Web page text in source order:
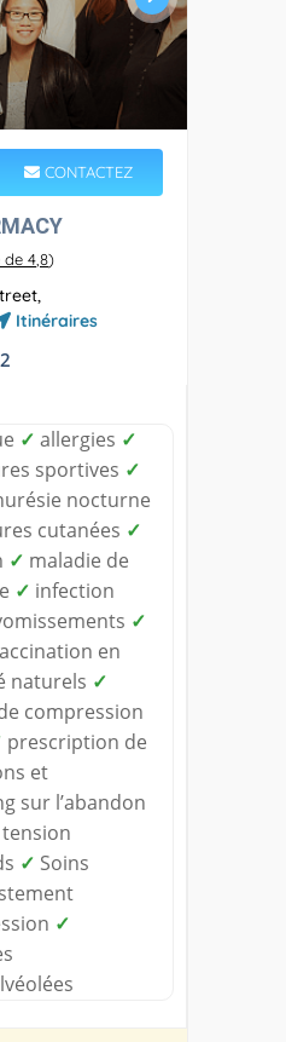
CONTACTEZ
de 4,8)
Itinéraires
✓ allergies ✓
sportives ✓
nocturne
cutanées ✓
✓ maladie de
✓ infection
✓
en
naturels ✓
compression
prescription de
et
sur l’abandon
✓ Soins
✓